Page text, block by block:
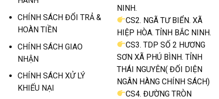
CHÍNH SÁCH ĐỔI TRẢ &
HOÀN TIỀN
CHÍNH SÁCH GIAO
NHẬN
CHÍNH SÁCH XỬ LÝ
KHIẾU NẠI
NINH.
CS2. NGÃ TƯ BIỂN. XÃ
HIỆP HÒA. TỈNH BẮC NINH.
CS3. TDP SỐ 2 HƯƠNG
SƠN XÃ PHÚ BÌNH. TỈNH
THÁI NGUYÊN( ĐỐI DIỆN
NGÂN HÀNG CHÍNH SÁCH)
CS4. ĐƯỜNG TRÒN